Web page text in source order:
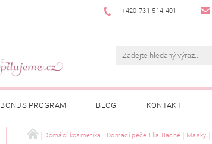
+420 731 514 401
BONUS PROGRAM BLOG KONTAKT
Domácí kosmetika Domácí péče Ella Baché Masky